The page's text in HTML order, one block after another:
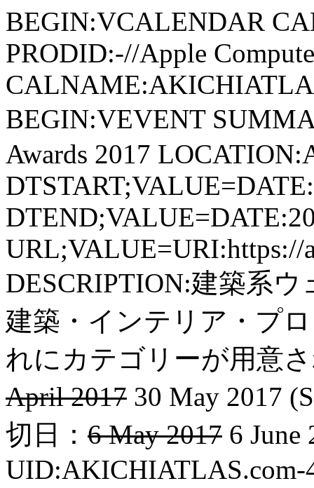
BEGIN:VCALENDAR
PRODID:-//Apple
BEGIN:VEVENT
Awards 2017
URL;VALUE=URI:https://
DESCRIPTION:建築系
建築・インテリア・プ
れにカテゴリーが用意
April 2017 30 May 2017
切日： 6 May 2017 6 June
UID:AKICHIATLAS.com-